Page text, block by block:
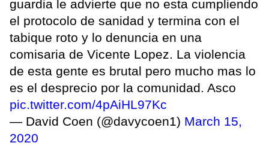
guardia le advierte que no esta cumpliendo
el protocolo de sanidad y termina con el
tabique roto y lo denuncia en una
comisaria de Vicente Lopez. La violencia
de esta gente es brutal pero mucho mas lo
es el desprecio por la comunidad. Asco
pic.twitter.com/4pAiHL97Kc
— David Coen (@davycoen1) March 15,
2020